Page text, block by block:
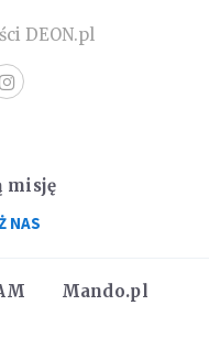
DEON.pl
Mando.pl
misję
NAS